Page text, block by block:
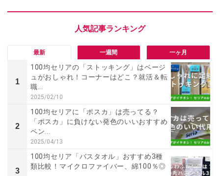
最新 一週間 一ヶ月
1
100均セリアの「ストッキング」はベージ
ュがおしゃれ！コーナーはどこ？就活＆転
職...
2025/02/10
2
100均セリアに「ポスカ」は売ってる？
「ポスカ」に負けない発色のいいおすすめ
ペン...
2025/04/13
3
100均セリア「バスタオル」おすすめ3種
類比較！マイクロファイバー、綿100％◎